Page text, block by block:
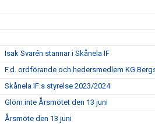
Isak Svarén stannar i Skånela IF
F.d. ordförande och hedersmedlem KG
Skånela IF:s styrelse 2023/2024
Glöm inte Årsmötet den 13 juni
Årsmöte den 13 juni